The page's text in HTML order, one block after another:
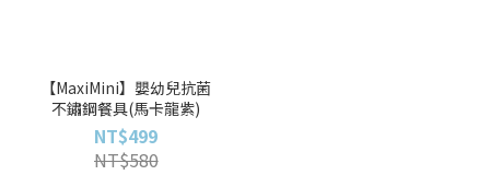
【MaxiMini】嬰幼兒抗菌
不鏽鋼餐具(馬卡龍紫)
NT$499
NT$580